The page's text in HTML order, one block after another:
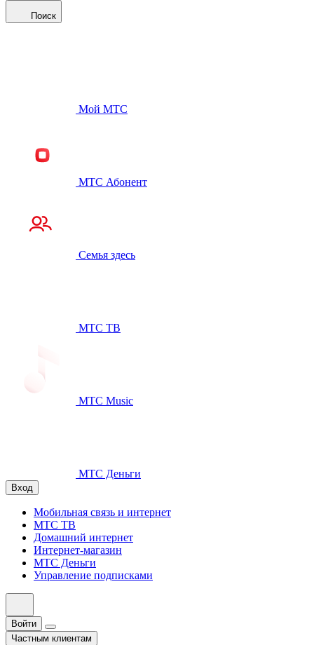
Поиск
Мой МТС
МТС Абонент
Семья здесь
МТС ТВ
МТС Music
МТС Деньги
Вход
Мобильная связь и интернет
МТС ТВ
Домашний интернет
Интернет-магазин
МТС Деньги
Управление подписками
Войти
Частным клиентам